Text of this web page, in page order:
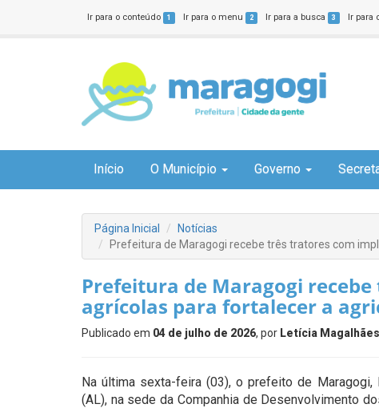
Ir para o conteúdo 1 Ir para o menu 2 Ir para a busca 3 Ir para
Início O Município Governo
Página Inicial
Notícias
Prefeitura de Maragogi recebe três tratores com
Prefeitura de Maragogi
agrícolas para fortalecer a
Publicado em 04 de julho de 2026, por Letícia Magalhães
Na última sexta-feira (03), o prefeito de
(AL), na sede da Companhia de Desenvolvimento